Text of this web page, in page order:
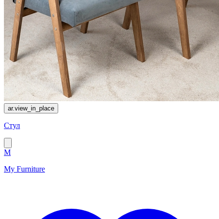
ar.view_in_place
Стул
M
My Furniture